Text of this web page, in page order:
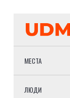
МЕСТА
ЛЮДИ